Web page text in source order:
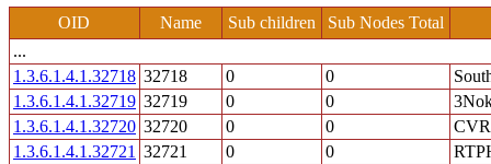
OID Name Sub children
Sub Nodes Total
...
1.3.6.1.4.1.32718 32718 0 0
1.3.6.1.4.1.32719 32719 0 0
1.3.6.1.4.1.32720 32720 0 0
1.3.6.1.4.1.32721 32721 0 0